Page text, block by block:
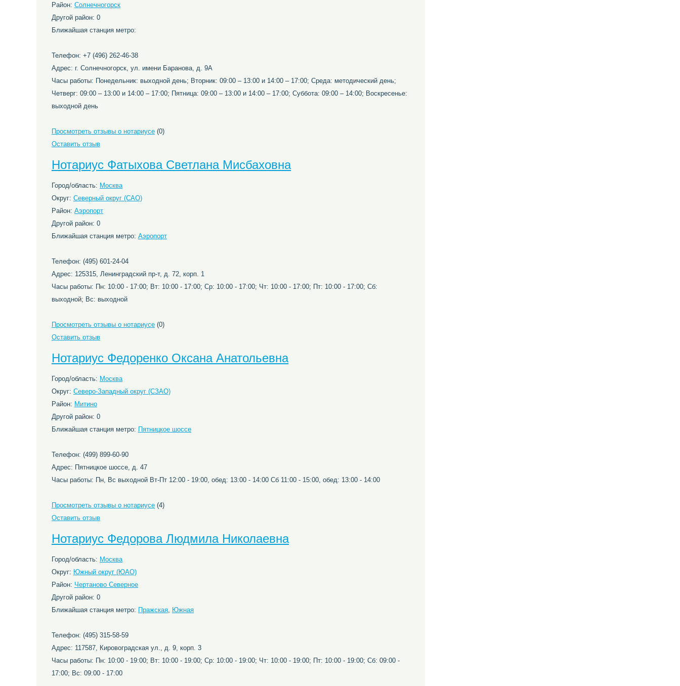
Район: Солнечногорск
Другой район: 0
Ближайшая станция метро:
Телефон: +7 (496) 262-46-38
Адрес: г. Солнечногорск, ул. имени Баранова, д. 9А
Часы работы: Понедельник: выходной день; Вторник: 09:00 – 13:00 и 14:00 – 17:00; Среда: методический день;
Четверг: 09:00 – 13:00 и 14:00 – 17:00; Пятница: 09:00 – 13:00 и 14:00 – 17:00; Суббота: 09:00 – 14:00; Воскресенье:
выходной день
Просмотреть отзывы о нотариусе (0)
Оставить отзыв
Нотариус Фатыхова Светлана Мисбаховна
Город/область: Москва
Округ: Северный округ (САО)
Район: Аэропорт
Другой район: 0
Ближайшая станция метро: Аэропорт
Телефон: (495) 601-24-04
Адрес: 125315, Ленинградский пр-т, д. 72, корп. 1
Часы работы: Пн: 10:00 - 17:00; Вт: 10:00 - 17:00; Ср: 10:00 - 17:00; Чт: 10:00 - 17:00; Пт: 10:00 - 17:00; Сб:
выходной; Вс: выходной
Просмотреть отзывы о нотариусе (0)
Оставить отзыв
Нотариус Федоренко Оксана Анатольевна
Город/область: Москва
Округ: Северо-Западный округ (СЗАО)
Район: Митино
Другой район: 0
Ближайшая станция метро: Пятницкое шоссе
Телефон: (499) 899-60-90
Адрес: Пятницкое шоссе, д. 47
Часы работы: Пн, Вс выходной Вт-Пт 12:00 - 19:00, обед: 13:00 - 14:00 Сб 11:00 - 15:00, обед: 13:00 - 14:00
Просмотреть отзывы о нотариусе (4)
Оставить отзыв
Нотариус Федорова Людмила Николаевна
Город/область: Москва
Округ: Южный округ (ЮАО)
Район: Чертаново Северное
Другой район: 0
Ближайшая станция метро: Пражская, Южная
Телефон: (495) 315-58-59
Адрес: 117587, Кировоградская ул., д. 9, корп. 3
Часы работы: Пн: 10:00 - 19:00; Вт: 10:00 - 19:00; Ср: 10:00 - 19:00; Чт: 10:00 - 19:00; Пт: 10:00 - 19:00; Сб: 09:00 -
17:00; Вс: 09:00 - 17:00